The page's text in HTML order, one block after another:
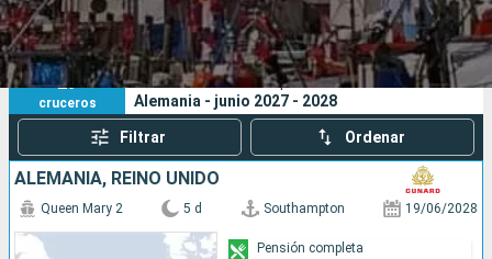
Fecha de salida
Puertos Compañías
Buscar
29
cruceros
Sus criterios de búsqueda:
Alemania - junio 2027 - 2028
Filtrar Ordenar
ALEMANIA, REINO UNIDO
Queen Mary 2 5 d Southampton 19/06/2028
Pensión completa